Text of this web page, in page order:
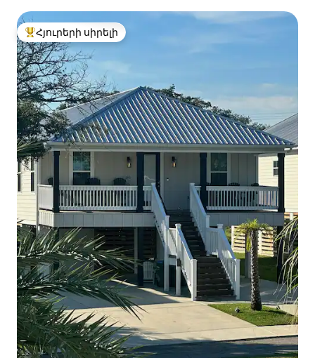
Հյուրերի սիրելի լավագույն տները
Հյուրերի սիրելի